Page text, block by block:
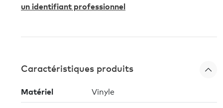
un identifiant professionnel
Caractéristiques produits
Matériel Vinyle